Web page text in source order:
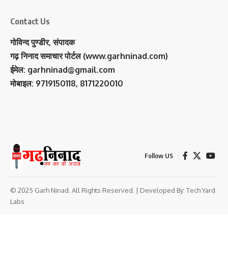
Contact Us
गोविन्द पुण्डीर, संपादक
गढ़ निनाद समाचार पोर्टल (www.garhninad.com)
ईमेल: garhninad@gmail.com
मोबाइल: 9719150118, 8171220010
Follow US
© 2025 Garh Ninad. All Rights Reserved. | Developed By: Tech Yard
Labs